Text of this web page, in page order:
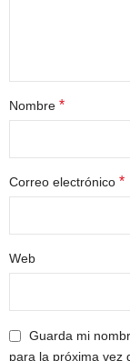
Nombre *
Correo electrónico *
Web
Guarda mi
para la próxima vez